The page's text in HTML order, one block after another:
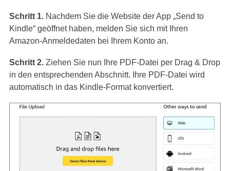
Schritt 1.Nachdem Sie die Website der App „Send to
Kindle“ geöffnet haben, melden Sie sich mit Ihren
Amazon-Anmeldedaten bei Ihrem Konto an.
Schritt 2.Ziehen Sie nun Ihre PDF-Datei per Drag & Drop
in den entsprechenden Abschnitt. Ihre PDF-Datei wird
automatisch in das Kindle-Format konvertiert.